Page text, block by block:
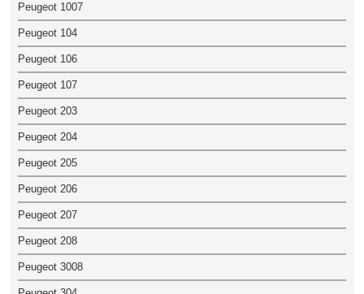
Peugeot 1007
Peugeot 104
Peugeot 106
Peugeot 107
Peugeot 203
Peugeot 204
Peugeot 205
Peugeot 206
Peugeot 207
Peugeot 208
Peugeot 3008